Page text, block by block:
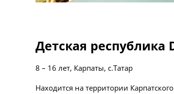
Детская республика
8 – 16 лет, Карпаты, с.Татар
Находится на территории